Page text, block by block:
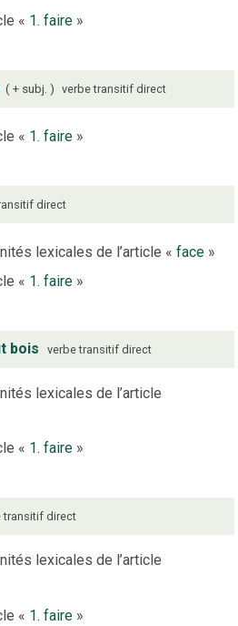
« 1. faire »
+ subj. verbe transitif direct
« 1. faire »
direct
lexicales de l’article «face »
« 1. faire »
bois verbe transitif direct
lexicales de l’article
« 1. faire »
transitif direct
lexicales de l’article
« 1. faire »